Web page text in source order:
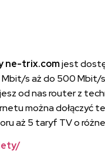
ne-trix.comjest
s aż do 500 Mbit/s,
od nas router z
można dołączyć
aż 5 taryf TV o